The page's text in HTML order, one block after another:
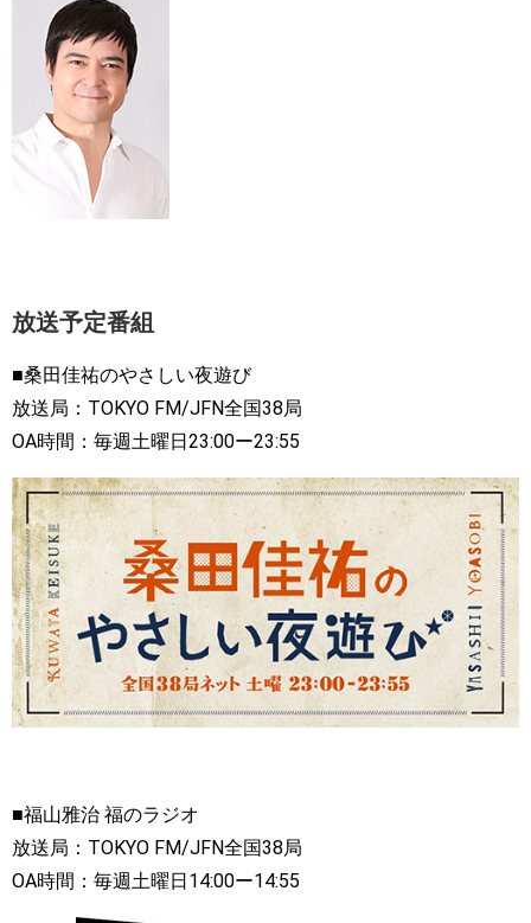
放送予定番組
■桑田佳祐のやさしい夜遊び
放送局：TOKYO FM/JFN全国38局
OA時間：毎週土曜日23:00ー23:55
■福山雅治 福のラジオ
放送局：TOKYO FM/JFN全国38局
OA時間：毎週土曜日14:00ー14:55